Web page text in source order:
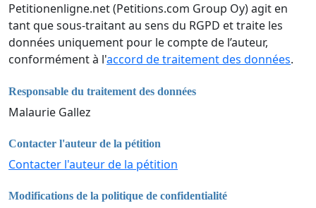
Petitionenligne.net (Petitions.com Group Oy) agit en
tant que sous-traitant au sens du RGPD et traite les
données uniquement pour le compte de l’auteur,
conformément à l'accord de traitement des données.
Responsable du traitement des données
Malaurie Gallez
Contacter l'auteur de la pétition
Contacter l'auteur de la pétition
Modifications de la politique de confidentialité